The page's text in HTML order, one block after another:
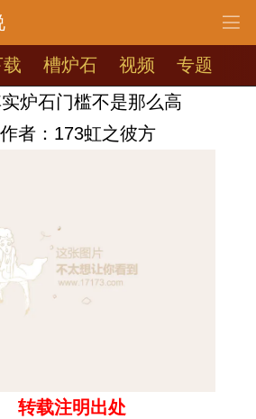
槽炉石 视频
专题
炉石门槛不是那么高
作者：173虹之彼方
转载注明出处